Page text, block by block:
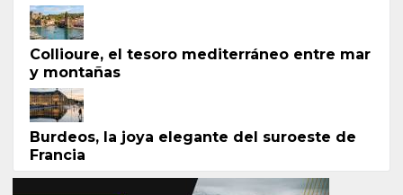
Collioure, el tesoro mediterráneo entre mar
y montañas
Burdeos, la joya elegante del suroeste de
Francia